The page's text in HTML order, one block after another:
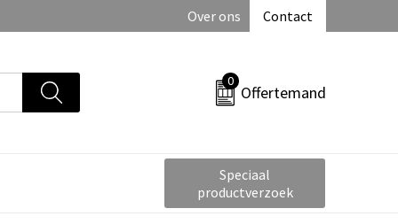
Over ons Contact
0
Offertemand
Speciaal
productverzoek